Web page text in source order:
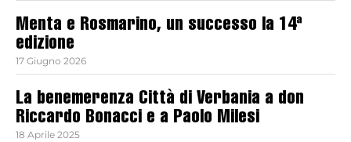
Menta e Rosmarino, un successo la 14ª
edizione
17 Giugno 2026
La benemerenza Città di Verbania a don
Riccardo Bonacci e a Paolo Milesi
18 Aprile 2025